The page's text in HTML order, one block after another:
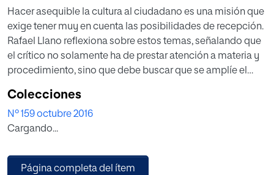
Hacer asequible la cultura al ciudadano es una misión que
exige tener muy en cuenta las posibilidades de recepción.
Rafael Llano reflexiona sobre estos temas, señalando que
el crítico no solamente ha de prestar atención a materia y
procedimiento, sino que debe buscar que se amplíe el
Colecciones
Nº 159 octubre 2016
Cargando...
Página completa del ítem